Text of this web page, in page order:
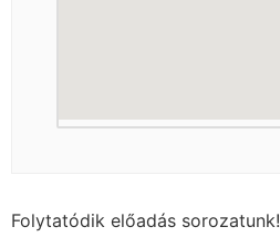
Folytatódik előadás sorozatunk!